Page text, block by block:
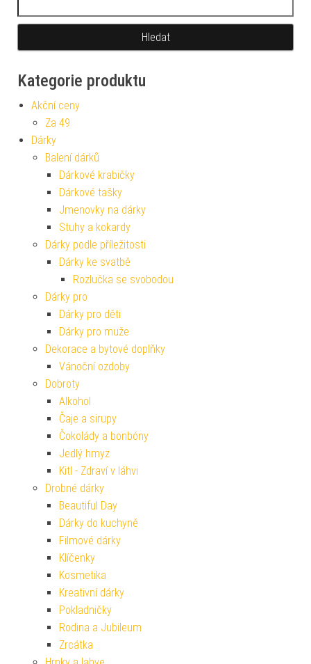
Kategorie produktu
Akční ceny
Za 49
Dárky
Balení dárků
Dárkové krabičky
Dárkové tašky
Jmenovky na dárky
Stuhy a kokardy
Dárky podle příležitosti
Dárky ke svatbě
Rozlučka se svobodou
Dárky pro
Dárky pro děti
Dárky pro muže
Dekorace a bytové doplňky
Vánoční ozdoby
Dobroty
Alkohol
Čaje a sirupy
Čokolády a bonbóny
Jedlý hmyz
Kitl - Zdraví v láhvi
Drobné dárky
Beautiful Day
Dárky do kuchyně
Filmové dárky
Klíčenky
Kosmetika
Kreativní dárky
Pokladničky
Rodina a Jubileum
Zrcátka